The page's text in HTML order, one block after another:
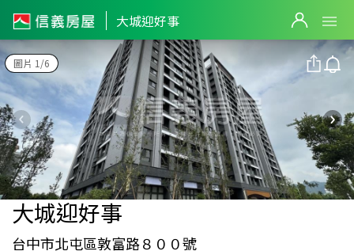
大城迎好事
圖片 1/6
大城迎好事
台中市北屯區敦富路８００號